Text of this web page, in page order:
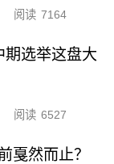
阅读 7164
期选举这盘大
阅读 6527
戛然而止？